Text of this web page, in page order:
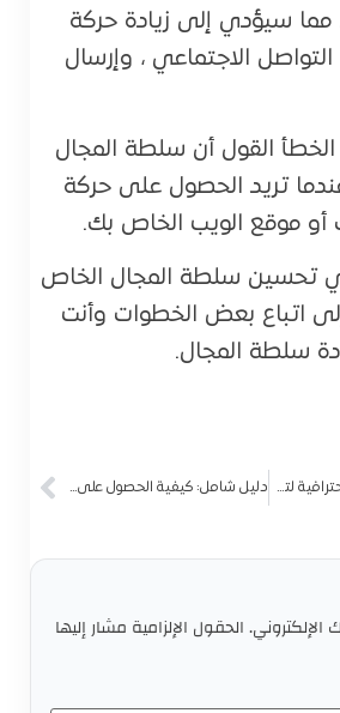
سيؤدي إلى زيادة حركة
الاجتماعي ، وإرسال
القول أن سلطة المجال
تريد الحصول على حركة
موقع الويب الخاص بك.
تحسين سلطة المجال الخاص
اتباع بعض الخطوات وأنت
سلطة المجال.
ضبط إعدادات بلوجر بإحترافية لتهيئة مدونتك لمُحركات البحث دليل شامل: كيفية الحصول على شهادة SSL مجانًا لتأمين موقعك بكل سهولة؟
الحقول الإلزامية مشار إليها